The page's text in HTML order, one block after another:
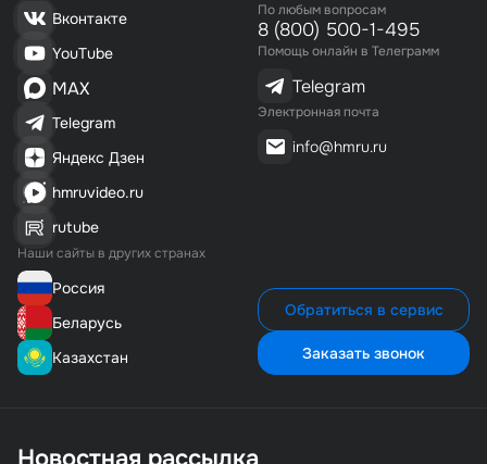
Вконтакте
YouTube
MAX
Telegram
Яндекс Дзен
hmruvideo.ru
rutube
Наши сайты в других странах
Россия
Беларусь
Казахстан
По любым вопросам
8 (800) 500-1-495
Помощь онлайн в Телеграмм
Telegram
Электронная почта
info@hmru.ru
Обратиться в сервис
Заказать звонок